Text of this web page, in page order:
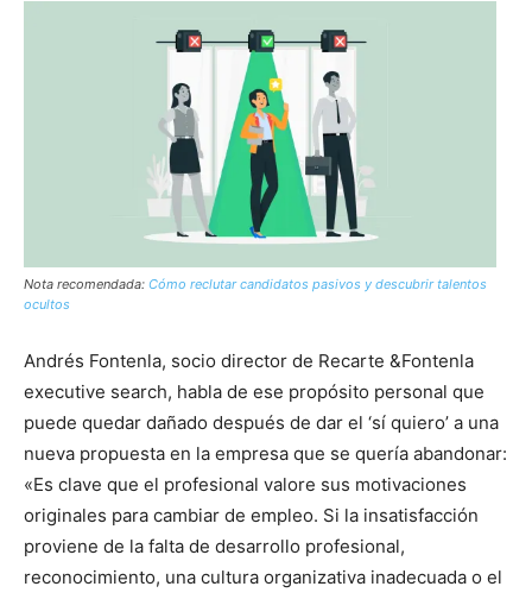
Nota recomendada: Cómo reclutar candidatos pasivos y descubrir talentos
ocultos
Andrés Fontenla, socio director de Recarte &Fontenla
executive search, habla de ese propósito personal que
puede quedar dañado después de dar el ‘sí quiero’ a una
nueva propuesta en la empresa que se quería abandonar:
«Es clave que el profesional valore sus motivaciones
originales para cambiar de empleo. Si la insatisfacción
proviene de la falta de desarrollo profesional,
reconocimiento, una cultura organizativa inadecuada o el